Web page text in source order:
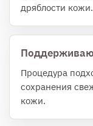
дряблости кожи.
Процедура
сохранения
кожи.